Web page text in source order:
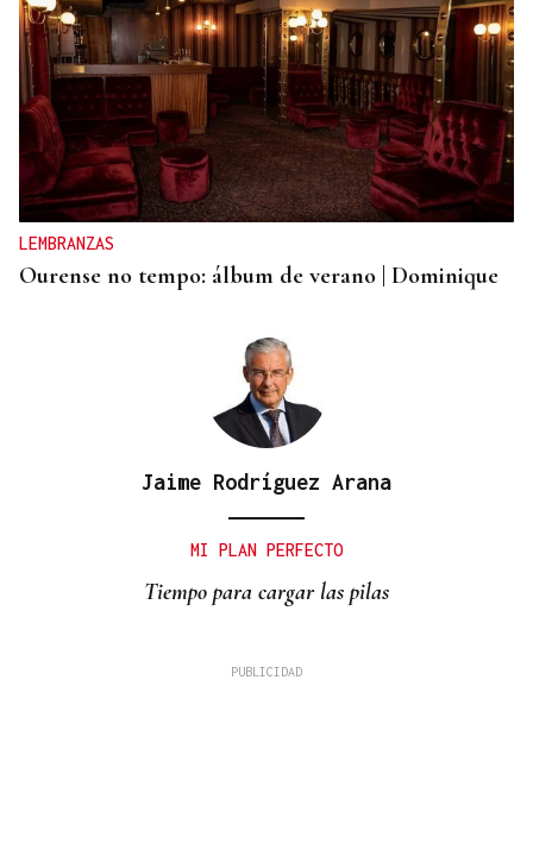
LEMBRANZAS
Ourense no tempo: álbum de verano | Dominique
Jaime Rodríguez Arana
MI PLAN PERFECTO
Tiempo para cargar las pilas